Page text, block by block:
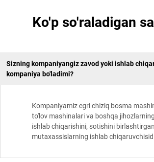
Ko'p so'raladigan
Sizning kompaniyangiz zavod yoki ishlab
kompaniya bo'ladimi?
Kompaniyamiz egri chiziq bosma
to'lov mashinalari va boshqa jihozlarning
ishlab chiqarishini, sotishini birlashtirgan
mutaxassislarning ishlab